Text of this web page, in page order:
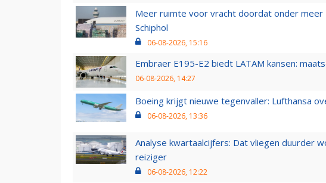
Meer ruimte voor vracht doordat onder meer
Schiphol
06-08-2026, 15:16
Embraer E195-E2 biedt LATAM kansen:
06-08-2026, 14:27
Boeing krijgt nieuwe tegenvaller: Lufthansa
06-08-2026, 13:36
Analyse kwartaalcijfers: Dat vliegen duurder
reiziger
06-08-2026, 12:22